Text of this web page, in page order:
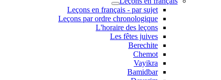
Leçons en français - par sujet
Leçons par ordre chronologique
L'horaire des leçons
Les fêtes juives
Berechite
Chemot
Vayikra
Bamidbar